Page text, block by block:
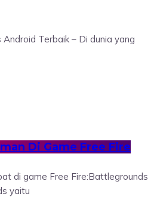
Terbaik – Di dunia yang
Di Game Free Fire
di game Free Fire:Battlegrounds
yaitu